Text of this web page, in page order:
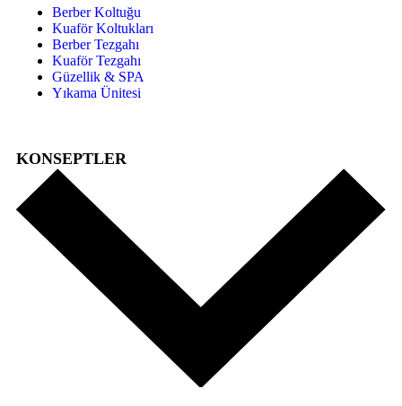
Berber Koltuğu
Kuaför Koltukları
Berber Tezgahı
Kuaför Tezgahı
Güzellik & SPA
Yıkama Ünitesi
KONSEPTLER